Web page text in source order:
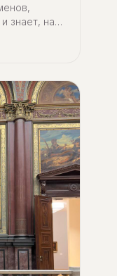
знает, на